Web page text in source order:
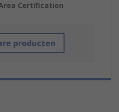
Certification
producten